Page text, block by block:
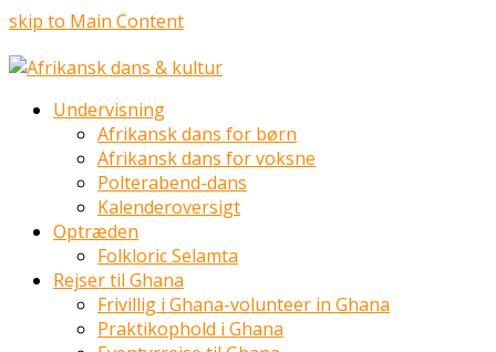
skip to Main Content
Undervisning
Afrikansk dans for børn
Afrikansk dans for voksne
Polterabend-dans
Kalenderoversigt
Optræden
Folkloric Selamta
Rejser til Ghana
Frivillig i Ghana-volunteer in Ghana
Praktikophold i Ghana